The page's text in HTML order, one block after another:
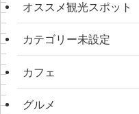
オススメ観光スポット
カテゴリー未設定
カフェ
グルメ